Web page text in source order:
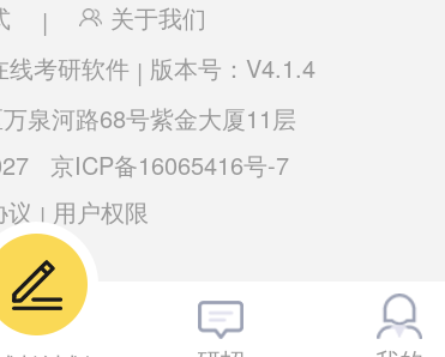
|
关于我们
线考研软件 | 版本号：V4.1.4
泉河路68号紫金大厦11层
京ICP备16065416号-7
议 | 用户权限